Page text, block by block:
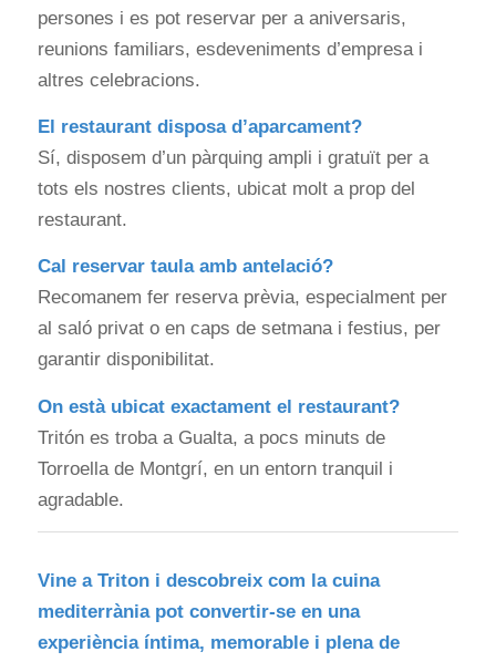
persones i es pot reservar per a aniversaris,
reunions familiars, esdeveniments d’empresa i
altres celebracions.
El restaurant disposa d’aparcament?
Sí, disposem d’un pàrquing ampli i gratuït per a
tots els nostres clients, ubicat molt a prop del
restaurant.
Cal reservar taula amb antelació?
Recomanem fer reserva prèvia, especialment per
al saló privat o en caps de setmana i festius, per
garantir disponibilitat.
On està ubicat exactament el restaurant?
Tritón es troba a Gualta, a pocs minuts de
Torroella de Montgrí, en un entorn tranquil i
agradable.
Vine a Triton i descobreix com la cuina
mediterrània pot convertir-se en una
experiència íntima, memorable i plena de